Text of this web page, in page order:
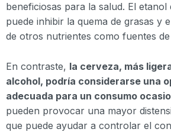
beneficiosas para la salud. El
puede inhibir la quema de grasas y
de otros nutrientes como fuentes
En contraste, la cerveza, más
alcohol, podría considerarse una
adecuada para un consumo
pueden provocar una mayor
que puede ayudar a controlar el